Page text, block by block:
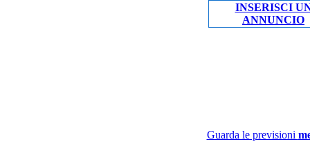
INSERISCI
ANNUNCIO
Guarda le previsioni